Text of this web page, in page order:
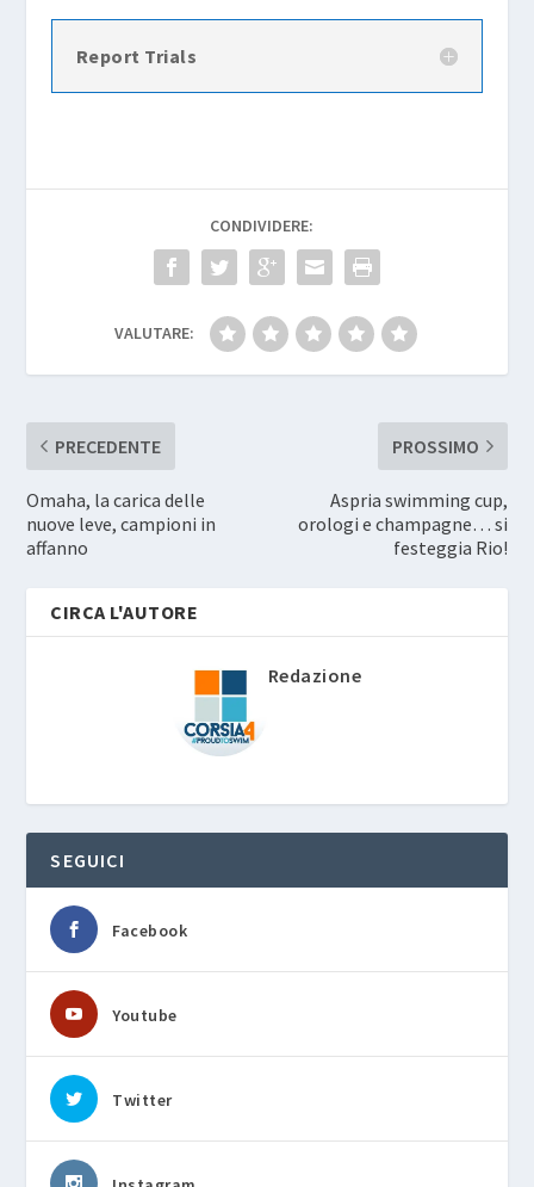
Report Trials
CONDIVIDERE:
VALUTARE:
PRECEDENTE
Omaha, la carica delle
nuove leve, campioni in
affanno
PROSSIMO
Aspria swimming cup,
orologi e champagne… si
festeggia Rio!
CIRCA L'AUTORE
Redazione
SEGUICI
Facebook
Youtube
Twitter